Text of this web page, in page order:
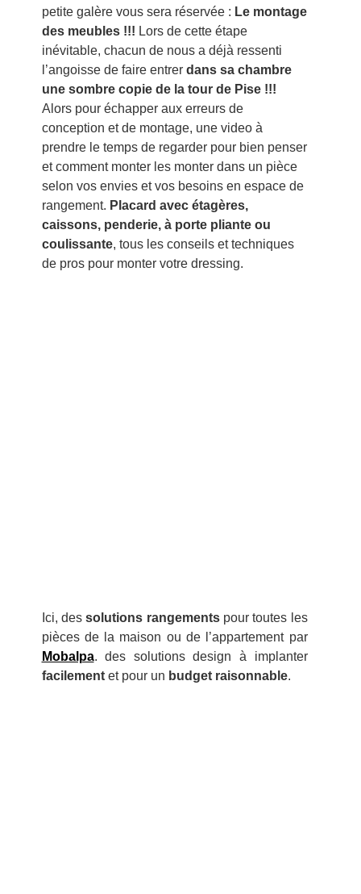
petite galère vous sera réservée : Le montage
des meubles !!! Lors de cette étape
inévitable, chacun de nous a déjà ressenti
l’angoisse de faire entrer dans sa chambre
une sombre copie de la tour de Pise !!!
Alors pour échapper aux erreurs de
conception et de montage, une video à
prendre le temps de regarder pour bien penser
et comment monter les monter dans un pièce
selon vos envies et vos besoins en espace de
rangement. Placard avec étagères,
caissons, penderie, à porte pliante ou
coulissante, tous les conseils et techniques
de pros pour monter votre dressing.
Ici, dessolutions rangementspour toutes les
pièces de la maison ou de l’appartement par
Mobalpa. des solutions design à implanter
facilementet pour un budget raisonnable.